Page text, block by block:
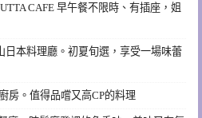
CAFE 早午餐不限時、有插座，姐
日本料理廳。初夏旬選，享受一場味蕾
房。值得品嚐又高CP的料理